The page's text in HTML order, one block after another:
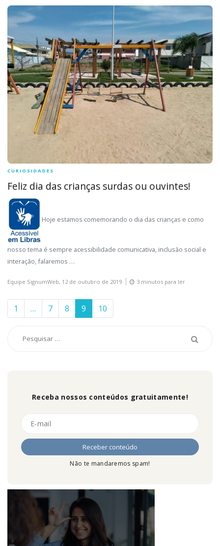
CURIOSIDADES
Feliz dia das crianças surdas ou ouvintes!
Hoje estamos comemorando o dia das crianças e como
nosso tema é sempre acessibilidade comunicativa, inclusão social e
interação, falaremos …
Equipe SignumWeb, 12 de outubro de 2019 3 minutos para ler
1 … 7 8 9 10
Receba nossos conteúdos gratuitamente!
Não te mandaremos spam!